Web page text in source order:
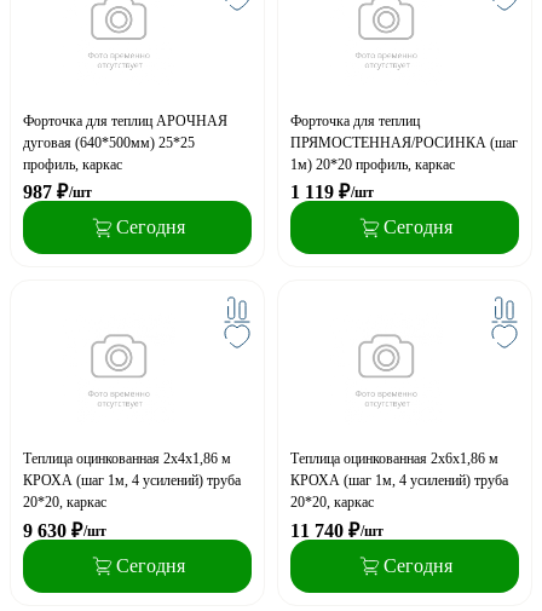
Форточка для теплиц АРОЧНАЯ
дуговая (640*500мм) 25*25
профиль, каркас
987 ₽/шт
Сегодня
Форточка для теплиц
ПРЯМОСТЕННАЯ/РОСИНКА (шаг
1м) 20*20 профиль, каркас
1 119 ₽/шт
Сегодня
Теплица оцинкованная 2х4х1,86 м
КРОХА (шаг 1м, 4 усилений) труба
20*20, каркас
9 630 ₽/шт
Сегодня
Теплица оцинкованная 2х6х1,86 м
КРОХА (шаг 1м, 4 усилений) труба
20*20, каркас
11 740 ₽/шт
Сегодня